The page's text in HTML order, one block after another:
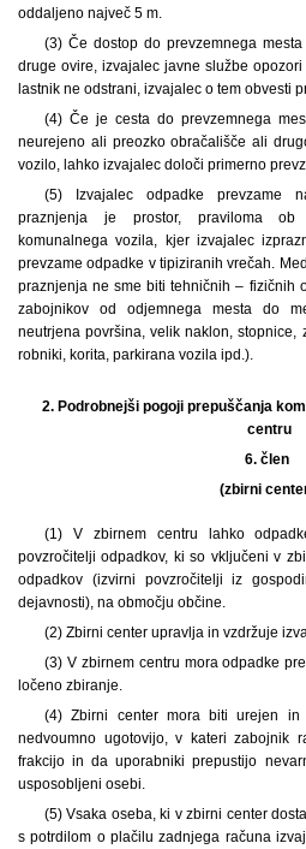
oddaljeno največ 5 m.
(3) Če dostop do prevzemnega
druge ovire, izvajalec javne službe
lastnik ne odstrani, izvajalec o tem obvesti
(4) Če je cesta do prevzemnega
neurejeno ali preozko obračališče ali
vozilo, lahko izvajalec določi primerno
(5) Izvajalec odpadke prevzame
praznjenja je prostor, praviloma ob
komunalnega vozila, kjer izvajalec
prevzame odpadke v tipiziranih vrečah.
praznjenja ne sme biti tehničnih – fizičnih
zabojnikov od odjemnega mesta do
neutrjena površina, velik naklon, stopnice,
robniki, korita, parkirana vozila ipd.).
2. Podrobnejši pogoji prepuščanja
centru
6. člen
(zbirni
(1) V zbirnem centru lahko
povzročitelji odpadkov, ki so vključeni v
odpadkov (izvirni povzročitelji iz
dejavnosti), na območju občine.
(2) Zbirni center upravlja in vzdržuje
(3) V zbirnem centru mora odpadke
ločeno zbiranje.
(4) Zbirni center mora biti urejen in
nedvoumno ugotovijo, v kateri zabojnik
frakcijo in da uporabniki prepustijo
usposobljeni osebi.
(5) Vsaka oseba, ki v zbirni center
s potrdilom o plačilu zadnjega računa